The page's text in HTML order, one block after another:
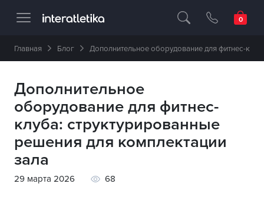
Професійне спортивне обладнання
Главная Блог Дополнительное оборудование для фитнес-
Дополнительное
оборудование для фитнес-
клуба: структурированные
решения для комплектации
зала
29 марта 2026 68